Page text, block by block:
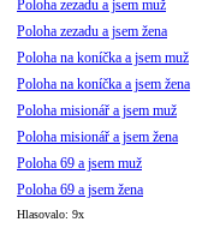
Jaká je
Poloha zezadu a jsem muž
Poloha zezadu a jsem žena
Poloha na koníčka a jsem muž
Poloha na koníčka a jsem žena
Poloha misionář a jsem muž
Poloha misionář a jsem žena